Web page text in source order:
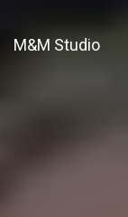
M&M Studio